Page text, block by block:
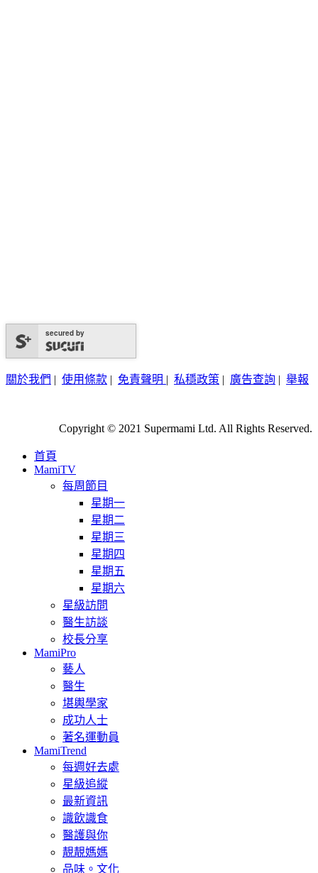
secured by
關於我們 | 使用條款 | 免責聲明 | 私穩政策 | 廣告查詢 | 舉報
Copyright © 2021 Supermami Ltd. All Rights Reserved.
首頁
MamiTV
每周節目
星期一
星期二
星期三
星期四
星期五
星期六
星級訪問
醫生訪談
校長分享
MamiPro
藝人
醫生
堪輿學家
成功人士
著名運動員
MamiTrend
每週好去處
星級追縱
最新資訊
識飲識食
醫護與你
靚靚媽媽
品味。文化